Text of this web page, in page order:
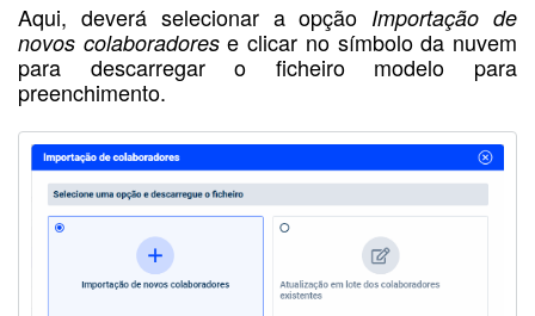
Aqui, deverá selecionar a opção Importação de
novos colaboradorese clicar no símbolo da nuvem
para descarregar o ficheiro modelo para
preenchimento.